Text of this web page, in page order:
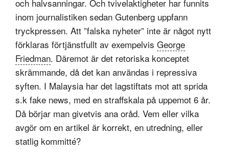
och halvsanningar. Och tvivelaktigheter har funnits
inom journalistiken sedan Gutenberg uppfann
tryckpressen. Att ”falska nyheter” inte är något nytt
förklaras förtjänstfullt av exempelvis George
Friedman. Däremot är det retoriska konceptet
skrämmande, då det kan användas i repressiva
syften. I Malaysia har det lagstiftats mot att sprida
s.k fake news, med en straffskala på uppemot 6 år.
Då börjar man givetvis ana oråd. Vem eller vilka
avgör om en artikel är korrekt, en utredning, eller
statlig kommitté?